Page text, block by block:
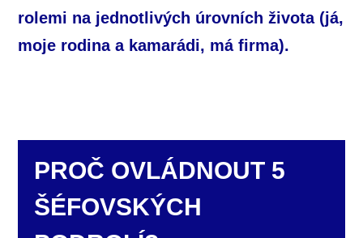
rolemi na jednotlivých úrovních života (já,
moje rodina a kamarádi, má firma).
PROČ OVLÁDNOUT 5
ŠÉFOVSKÝCH